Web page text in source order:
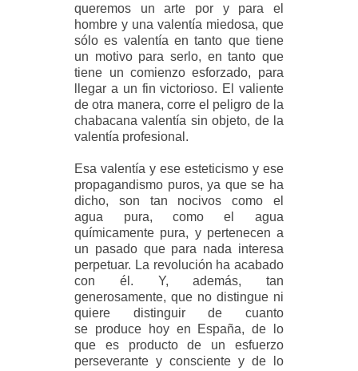
queremos un arte por y para el
hombre y una valentía miedosa, que
sólo es valentía en tanto que tiene
un motivo para serlo, en tanto que
tiene un comienzo esforzado, para
llegar a un fin victorioso. El valiente
de otra manera, corre el peligro de la
chabacana valentía sin objeto, de la
valentía profesional.
Esa valentía y ese esteticismo y ese
propagandismo puros, ya que se ha
dicho, son tan nocivos como el
agua pura, como el agua
químicamente pura, y pertenecen a
un pasado que para nada interesa
perpetuar. La revolución ha acabado
con él. Y, además, tan
generosamente, que no distingue ni
quiere distinguir de cuanto
se produce hoy en España, de lo
que es producto de un esfuerzo
perseverante y consciente y de lo